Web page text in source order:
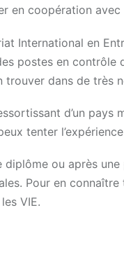
en coopération avec
International en
postes en
trouver dans de très
d’un pays
tenter
ou après
Pour en
VIE.